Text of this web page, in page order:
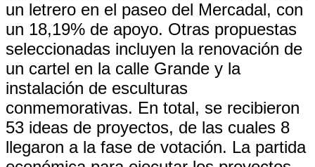
un letrero en el paseo del Mercadal, con
un 18,19% de apoyo. Otras propuestas
seleccionadas incluyen la renovación de
un cartel en la calle Grande y la
instalación de esculturas
conmemorativas. En total, se recibieron
53 ideas de proyectos, de las cuales 8
llegaron a la fase de votación. La partida